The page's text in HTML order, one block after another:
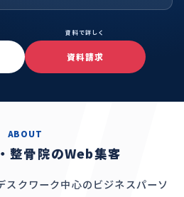
資料で詳しく
資料請求
ABOUT
整骨院のWeb集客
スクワーク中心のビジネスパーソ